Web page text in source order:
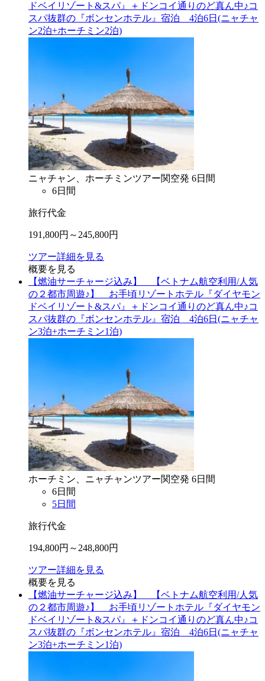
ドベイリゾート&スパ』＋ドンコイ通りのど真ん中♪コ
スパ抜群の『ボンセンホテル』宿泊 4泊6日(ニャチャ
ン2泊+ホーチミン2泊)
ニャチャン、ホーチミンツアー関空発 6日間
6日間
旅行代金
191,800円～ 245,800円
ツアー詳細を見る
概要を見る
【燃油サーチャージ込み】 【ベトナム航空利用/人気
の２都市周遊♪】 お手頃リゾートホテル『ダイヤモン
ドベイリゾート&スパ』＋ドンコイ通りのど真ん中♪コ
スパ抜群の『ボンセンホテル』宿泊 4泊6日(ニャチャ
ン3泊+ホーチミン1泊)
ホーチミン、ニャチャンツアー関空発 6日間
6日間
5日間
旅行代金
194,800円～ 248,800円
ツアー詳細を見る
概要を見る
【燃油サーチャージ込み】 【ベトナム航空利用/人気
の２都市周遊♪】 お手頃リゾートホテル『ダイヤモン
ドベイリゾート&スパ』＋ドンコイ通りのど真ん中♪コ
スパ抜群の『ボンセンホテル』宿泊 4泊6日(ニャチャ
ン3泊+ホーチミン1泊)